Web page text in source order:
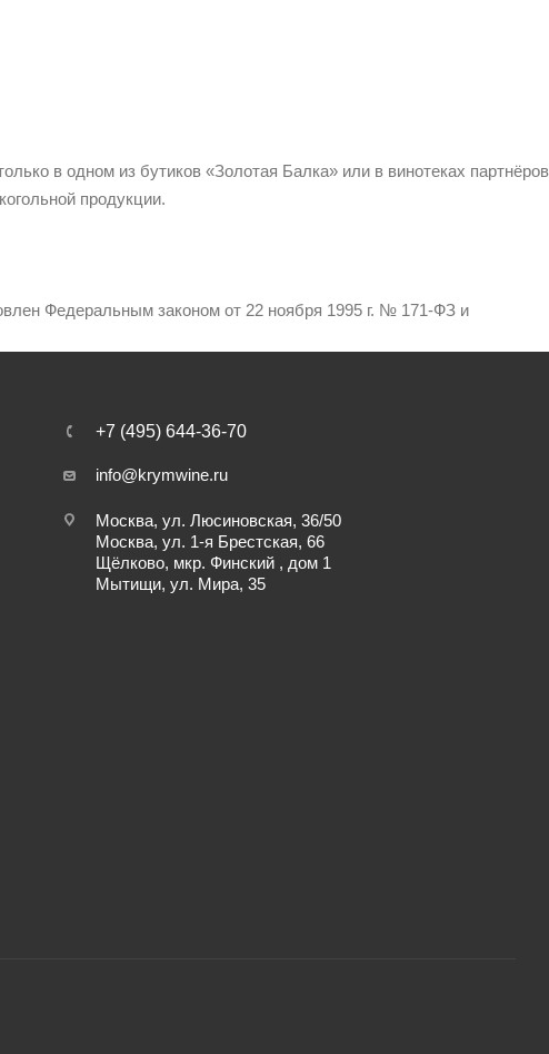
в одном из бутиков «Золотая Балка» или в винотеках партнёров
продукции.
Федеральным законом от 22 ноября 1995 г. № 171-ФЗ и
+7 (495) 644-36-70
info@krymwine.ru
Москва, ул. Люсиновская, 36/50
Москва, ул. 1-я Брестская, 66
Щёлково, мкр. Финский , дом 1
Мытищи, ул. Мира, 35